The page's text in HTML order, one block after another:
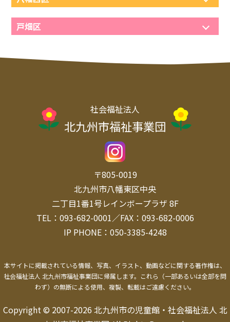
戸畑区
社会福祉法人
北九州市福祉事業団
〒805-0019
北九州市八幡東区中央
二丁目1番1号レインボープラザ 8F
TEL：093-682-0001／FAX：093-682-0006
IP PHONE：050-3385-4248
本サイトに掲載されている情報、写真、イラスト、動画などに関する著作権は、
社会福祉法人 北九州市福祉事業団に帰属します。 これら（一部あるいは全部を問
わず）の無断による使用、複製、転載はご遠慮ください。
Copyright © 2007-2026 北九州市の児童館・社会福祉法人 北